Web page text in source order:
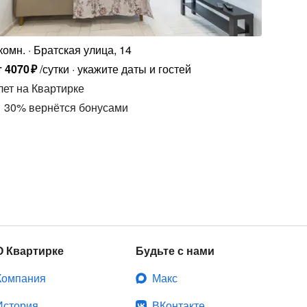
Братская улица, 14
4070₽/сутки укажите даты и гостей
на Квартирке
30% вернётся бонусами
Квартирке
Будьте с нами
Макс